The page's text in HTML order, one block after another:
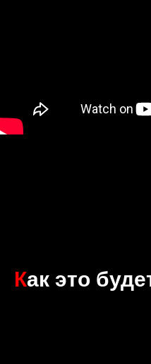
Как это